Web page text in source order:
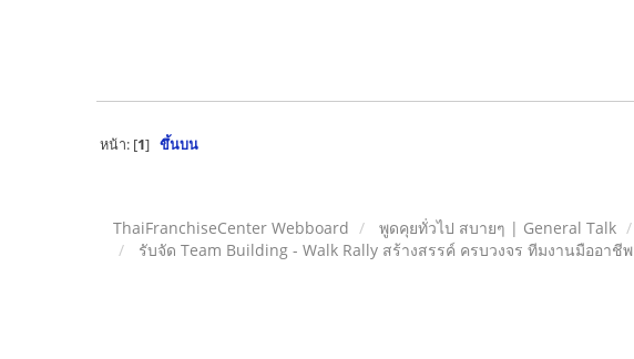
หน้า: [1] ขึ้นบน
ThaiFranchiseCenter Webboard พูดคุยทั่วไป สบายๆ | General Talk
รับจัด Team Building - Walk Rally สร้างสรรค์ ครบวงจร ทีมงานมืออาชีพ